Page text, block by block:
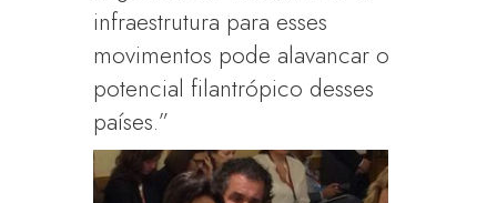
infraestrutura para esses
movimentos pode alavancar o
potencial filantrópico desses
países.”